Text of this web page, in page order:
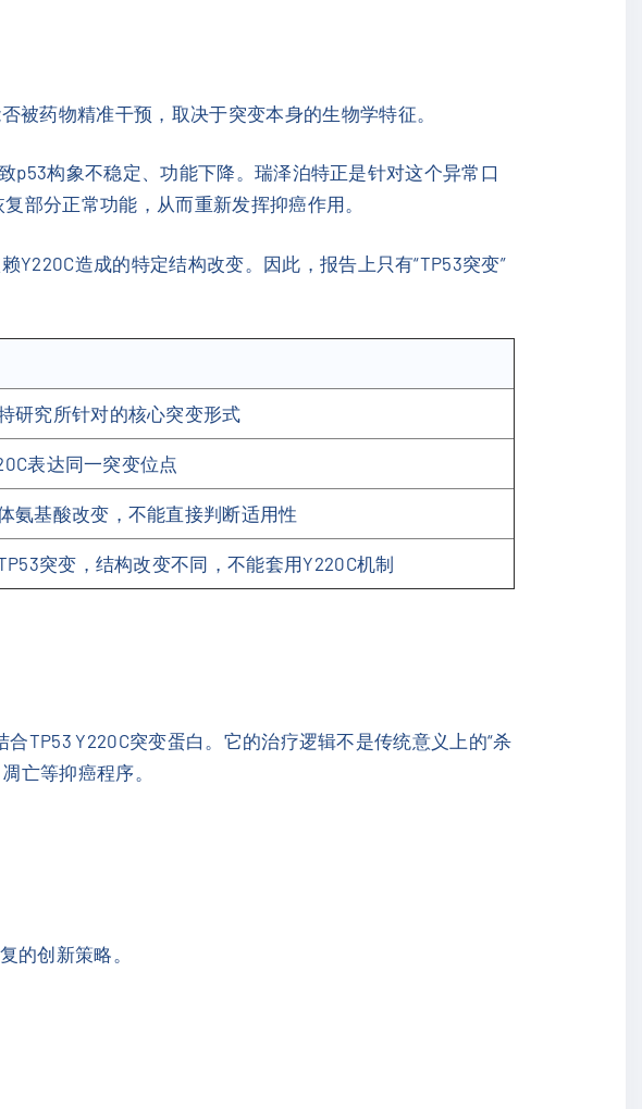
被药物精准干预，取决于突变本身的生物学特征。
p53构象不稳定、功能下降。瑞泽泊特正是针对这个异常口
部分正常功能，从而重新发挥抑癌作用。
Y220C造成的特定结构改变。因此，报告上只有“TP53突变”
研究所针对的核心突变形式
表达同一突变位点
氨基酸改变，不能直接判断适用性
突变，结构改变不同，不能套用Y220C机制
TP53 Y220C突变蛋白。它的治疗逻辑不是传统意义上的“杀
亡等抑癌程序。
的创新策略。